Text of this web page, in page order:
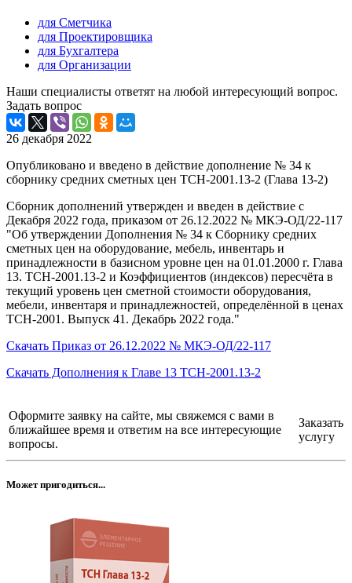
для Сметчика
для Проектировщика
для Бухгалтера
для Организации
Наши специалисты ответят на любой интересующий вопрос.
Задать вопрос
26 декабря 2022
Опубликовано и введено в действие дополнение № 34 к
сборнику средних сметных цен ТСН-2001.13-2 (Глава 13-2)
Сборник дополнений утвержден и введен в действие с
Декабря 2022 года, приказом от 26.12.2022 № МКЭ-ОД/22-117
"Об утверждении Дополнения № 34 к Сборнику средних
сметных цен на оборудование, мебель, инвентарь и
принадлежности в базисном уровне цен на 01.01.2000 г. Глава
13. ТСН-2001.13-2 и Коэффициентов (индексов) пересчёта в
текущий уровень цен сметной стоимости оборудования,
мебели, инвентаря и принадлежностей, определённой в ценах
ТСН-2001. Выпуск 41. Декабрь 2022 года."
Скачать Приказ от 26.12.2022 № МКЭ-ОД/22-117
Скачать Дополнения к Главе 13 ТСН-2001.13-2
Оформите заявку на сайте, мы свяжемся с вами в
ближайшее время и ответим на все интересующие
вопросы.
Заказать
услугу
Может пригодиться...